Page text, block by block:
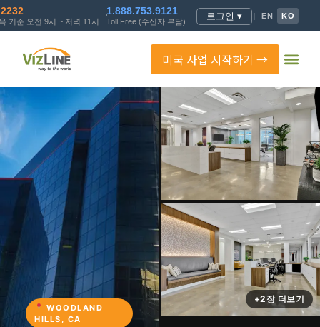
기준 오전 9시 ~ 저녁 11시
1.888.753.9121
Toll Free (수신자 부담)
| 로그인 ▾ | EN KO
미국 사업 시작하기 →
WOODLAND
HILLS, CA
+2장 더보기